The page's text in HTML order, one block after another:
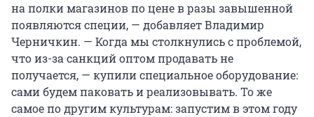
на полки магазинов по цене в разы завышенной
появляются специи, — добавляет Владимир
Черничкин. — Когда мы столкнулись с проблемой,
что из-за санкций оптом продавать не
получается, — купили специальное оборудование:
сами будем паковать и реализовывать. То же
самое по другим культурам: запустим в этом году